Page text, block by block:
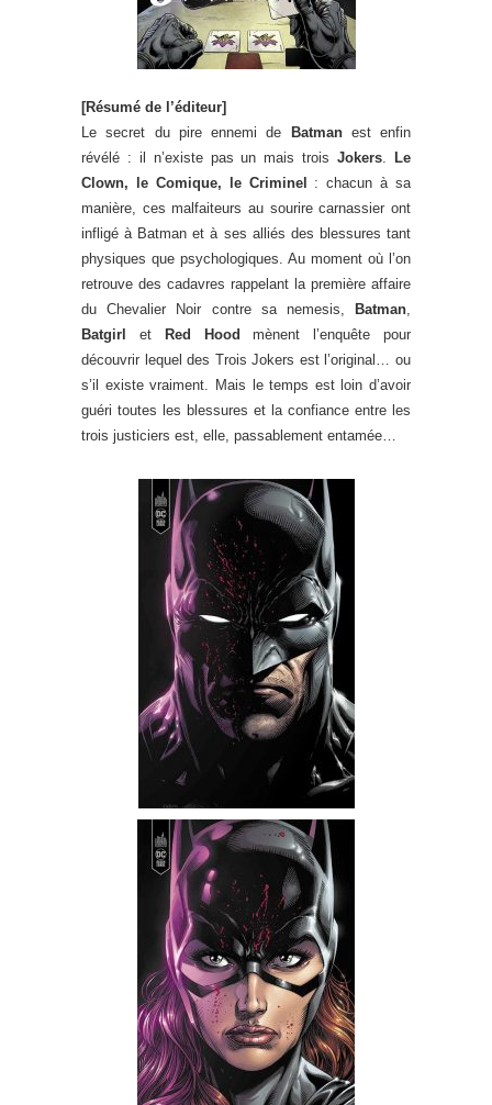
[Résumé de l’éditeur]
Le secret du pire ennemi de
Batmanest enfin
révélé : il n’existe pas un mais troisJokers.
Le
Clown, le Comique, le Criminel
: chacun à sa
manière, ces malfaiteurs au sourire carnassier ont
infligé à Batman et à ses alliés des blessures tant
physiques que psychologiques. Au moment où l’on
retrouve des cadavres rappelant la première affaire
du Chevalier Noir contre sa nemesis,
Batman,
Batgirl
et Red Hood
mènent l’enquête pour
découvrir lequel des Trois Jokers est l’original… ou
s’il existe vraiment. Mais le temps est loin d’avoir
guéri toutes les blessures et la confiance entre les
trois justiciers est, elle, passablement entamée…